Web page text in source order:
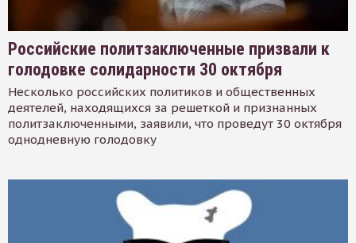
Российские политзаключенные призвали к
голодовке солидарности 30 октября
Несколько российских политиков и общественных
деятелей, находящихся за решеткой и признанных
политзаключенными, заявили, что проведут 30 октября
однодневную голодовку